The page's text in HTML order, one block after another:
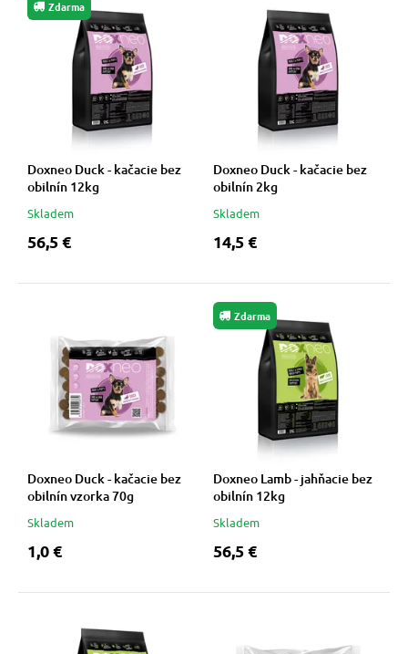
Zdarma
Doxneo Duck - kačacie bez
obilnín 12kg
Skladem
56,5 €
Doxneo Duck - kačacie bez
obilnín 2kg
Skladem
14,5 €
Doxneo Duck - kačacie bez
obilnín vzorka 70g
Skladem
1,0 €
Zdarma
Doxneo Lamb - jahňacie bez
obilnín 12kg
Skladem
56,5 €